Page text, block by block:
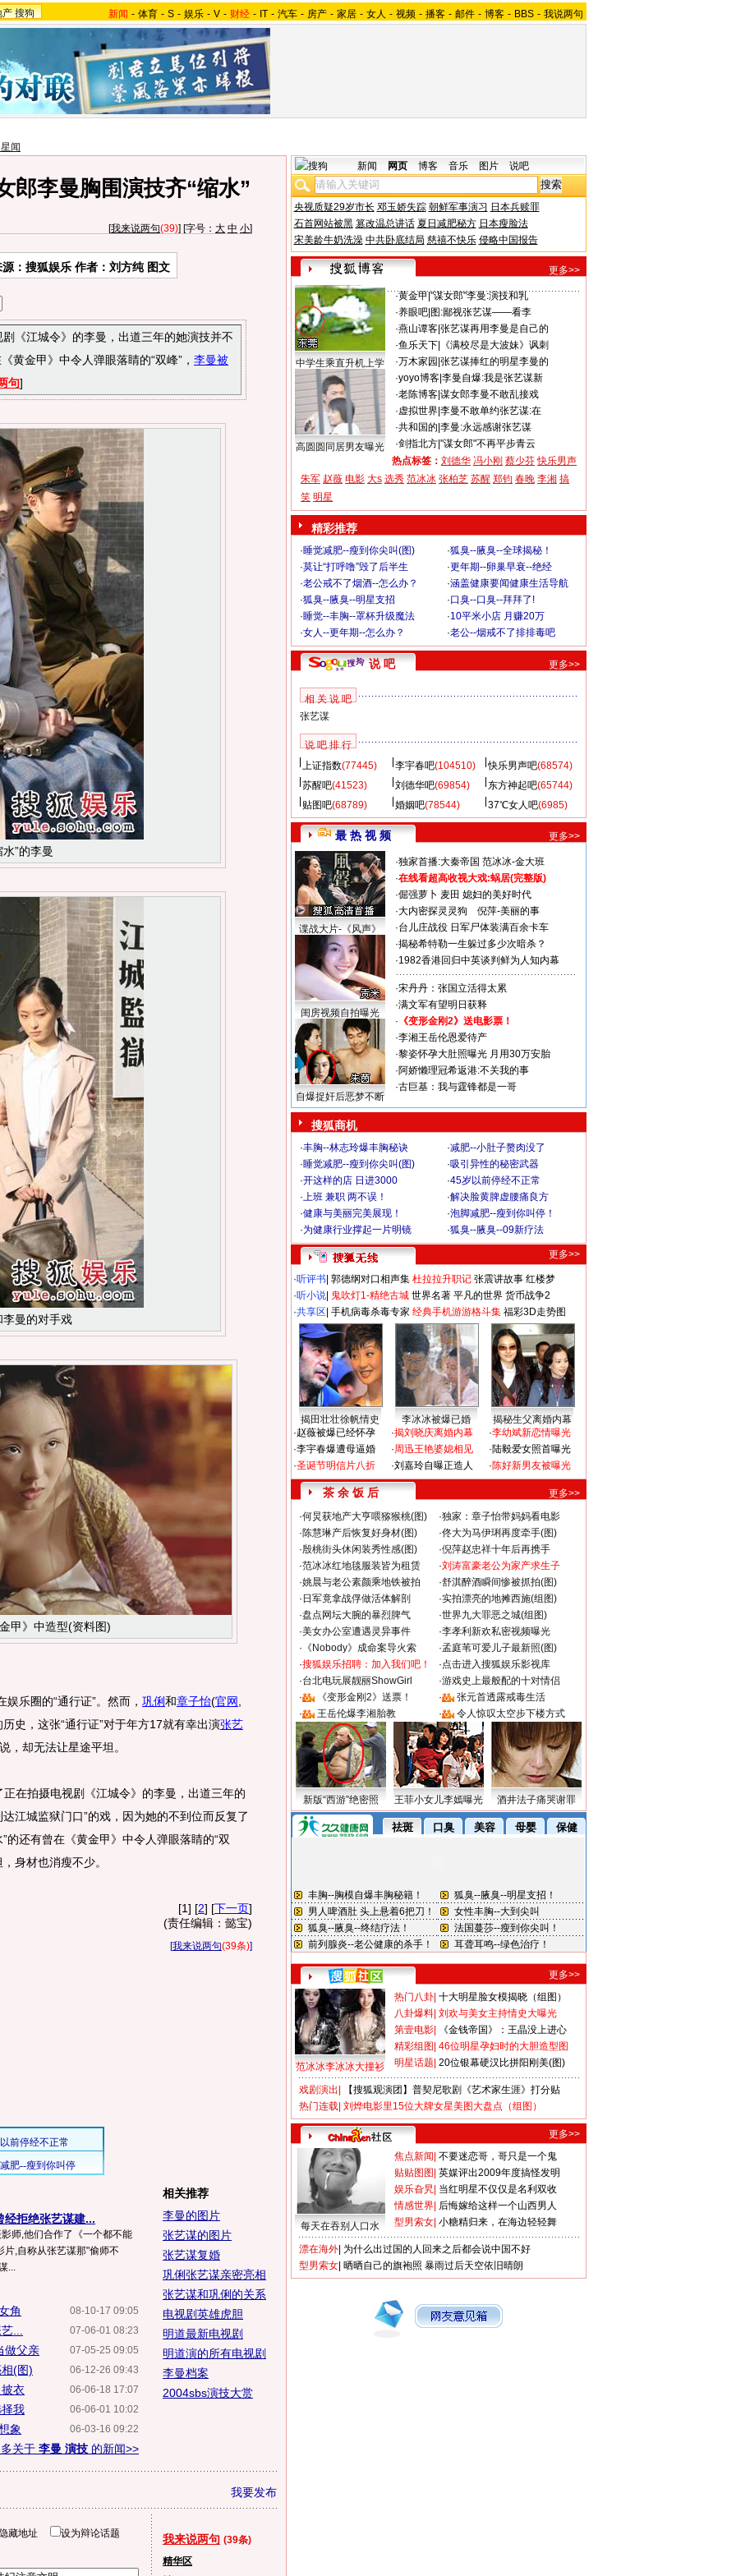
产 搜狗 新闻 - 体育 - S - 娱乐 - V - 财经 - IT - 汽车 - 房产 - 家居 - 女人 - 视频 - 播客 - 邮件 - 博客 - BBS - 我说两句
闻
郎李曼胸围演技齐“缩水”
[我来说两句(39)] [字号： 大 中 小]
源：搜狐娱乐 作者：刘方纯 图文
《江城令》的李曼，出道三年的她演技并不
黄金甲》中令人弹眼落睛的“双峰”， 李曼被
句]
水”的李曼
李曼的对手戏
甲》中造型(资料图)
乐圈的“通行证”。然而， 巩俐和章子怡(官网
史，这张“通行证”对于年方17就有幸出演张艺
，却无法让星途平坦。
拍摄电视剧《江城令》的李曼，出道三年的
江城监狱门口”的戏，因为她的不到位而反复了
的还有曾在《黄金甲》中令人弹眼落睛的“双
身材也消瘦不少。
[1] [2] [下一页]
(责任编辑：懿宝)
[我来说两句(39条)]
经拒绝张艺谋建...
师,他们合作了《一个都不能
,自称从张艺谋那"偷师不
...
08-10-17 09:05
角
07-06-01 08:23
...
07-05-25 09:05
做父亲
06-12-26 09:43
(图)
06-06-18 17:07
衣
06-06-01 10:02
我
06-03-16 09:22
象
关于 李曼 演技 的新闻>>
相关推荐
李曼的图片
张艺谋的图片
张艺谋复婚
巩俐张艺谋亲密亮相
张艺谋和巩俐的关系
电视剧英雄虎胆
明道最新电视剧
明道演的所有电视剧
李曼档案
2004sbs演技大赏
我要发布
藏地址 设为辩论话题 我来说两句 (39条)
精华区
新闻 网页 博客 音乐 图片 说吧
央视质疑29岁市长 邓玉娇失踪 朝鲜军事演习 日本兵赎罪
石首网站被黑 篡改温总讲话 夏日减肥秘方 日本瘦脸法
宋美龄牛奶洗澡 中共卧底结局 慈禧不快乐 侵略中国报告
更多>>
中学生乘直升机上学
高圆圆同居男友曝光
·黄金甲 "谋女郎"李曼:演技和乳
·养眼吧| 图:鄙视张艺谋——看李
·燕山谭客| 张艺谋再用李曼是自己的
·鱼乐天下|
《满校尽是大波妹》讽刺
·万木家园 张艺谋捧红的明星李曼的
·yoyo博客| 李曼自爆:我是张艺谋新
·老陈博客| 谋女郎李曼不敢乱接戏
·虚拟世界| 李曼不敢单约张艺谋:在
·共和国的 李曼:永远感谢张艺谋
·剑指北方| "谋女郎"不再平步青云
热点标签： 刘德华 冯小刚 蔡少芬 快乐男声
朱军 赵薇 电影 大s 选秀 范冰冰 张柏芝 苏醒 郑钧 春晚 李湘 搞
笑 明星
精彩推荐
·睡觉减肥--瘦到你尖叫(图) ·狐臭--腋臭--全球揭秘！
·莫让“打呼噜”毁了后半生 ·更年期--卵巢早衰--绝经
·老公戒不了烟酒--怎么办？ ·涵盖健康要闻健康生活导航
·狐臭--腋臭--明星支招 ·口臭--口臭--拜拜了!
·睡觉--丰胸--罩杯升级魔法 ·10平米小店 月赚20万
·女人--更年期--怎么办？ ·老公--烟戒不了排排毒吧
说 吧 更多>>
相 关 说 吧
张艺谋
说 吧 排 行
上证指数(77445) 李宇春吧(104510) 快乐男声吧(68574)
苏醒吧(41523) 刘德华吧(69854) 东方神起吧(65744)
贴图吧(68789) 婚姻吧(78544) 37℃女人吧(6985)
最 热 视 频 更多>>
谍战大片-《风声》
闺房视频自拍曝光
自爆捉奸后恶梦不断
·独家首播:大秦帝国 范冰冰-金大班
·在线看超高收视大戏:蜗居(完整版)
·倔强萝卜 麦田 媳妇的美好时代
·大内密探灵灵狗
倪萍-美丽的事
·台儿庄战役 日军尸体装满百余卡车
·揭秘希特勒一生躲过多少次暗杀？
·1982香港回归中英谈判鲜为人知内幕
·宋丹丹：张国立活得太累
·满文军有望明日获释
· 《变形金刚2》送电影票！
·李湘王岳伦恩爱待产
·黎姿怀孕大肚照曝光 月用30万安胎
·阿娇懒理冠希返港:不关我的事
·古巨基：我与霆锋都是一哥
搜狐商机
·丰胸--林志玲爆丰胸秘诀 ·减肥--小肚子赘肉没了
·睡觉减肥--瘦到你尖叫(图) ·吸引异性的秘密武器
·开这样的店 日进3000 ·45岁以前停经不正常
·上班 兼职 两不误！ ·解决脸黄脾虚腰痛良方
·健康与美丽完美展现！ ·泡脚减肥--瘦到你叫停！
·为健康行业撑起一片明镜 ·狐臭--腋臭--09新疗法
更多>>
·听评书 郭德纲对口相声集 杜拉拉升职记 张震讲故事 红楼梦
·听小说 鬼吹灯1-精绝古城 世界名著 平凡的世界 货币战争2
·共享区 手机病毒杀毒专家 经典手机游游格斗集 福彩3D走势图
揭田壮壮徐帆情史 李冰冰被爆已婚
揭秘生父离婚内幕
·赵薇被爆已经怀孕
·李宇春爆遭母逼婚
·圣诞节明信片八折
·揭刘晓庆离婚内幕
·周迅王艳婆媳相见
·刘嘉玲自曝正造人
·李幼斌新恋情曝光
·陆毅爱女照首曝光
·陈好新男友被曝光
茶 余 饭 后
更多>>
·何炅获地产大亨喂猕猴桃(图) ·独家：章子怡带妈妈看电影
·陈慧琳产后恢复好身材(图) ·佟大为马伊琍再度牵手(图)
·殷桃街头休闲装秀性感(图) ·倪萍赵忠祥十年后再携手
·范冰冰红地毯服装皆为租赁 ·刘涛富豪老公为家产求生子
·姚晨与老公素颜乘地铁被拍 ·舒淇醉酒瞬间惨被抓拍(图)
· 日军竟拿战俘做活体解剖 ·实拍漂亮的地摊西施(组图)
·盘点网坛大腕的暴烈脾气 ·世界九大罪恶之城(组图)
·美女办公室遭遇灵异事件 ·李孝利新欢私密视频曝光
· 《Nobody》成命案导火索 ·孟庭苇可爱儿子最新照(图)
·搜狐娱乐招聘：加入我们吧！ ·点击进入搜狐娱乐影视库
·台北电玩展靓丽ShowGirl ·游戏史上最般配的十对情侣
·
《变形金刚2》送票！ ·
张元首透露戒毒生活
·
王岳伦爆李湘胎教 · 令人惊叹太空步下楼方式
新版“西游”绝密照 王菲小女儿李嫣曝光 酒井法子痛哭谢罪
更多>>
范冰冰李冰冰大撞衫
热门八卦 十大明星脸女模揭晓（组图）
八卦爆料 刘欢与美女主持情史大曝光
第壹电影
《金钱帝国》：王晶没上进心
精彩组图 46位明星孕妇时的大胆造型图
明星话题 20位银幕硬汉比拼阳刚美(图)
戏剧演出
【搜狐观演团】普契尼歌剧《艺术家生涯》打分贴
热门连载 刘烨电影里15位大牌女星美图大盘点（组图）
更多>>
每天在吞别人口水
焦点新闻 不要迷恋哥，哥只是一个鬼
贴贴图图 英媒评出2009年度搞怪发明
娱乐旮旯 当红明星不仅仅是名利双收
情感世界 后悔嫁给这样一个山西男人
型男索女 小糖精归来，在海边轻轻舞
漂在海外 为什么出过国的人回来之后都会说中国不好
型男索女 晒晒自己的旗袍照 暴雨过后天空依旧晴朗